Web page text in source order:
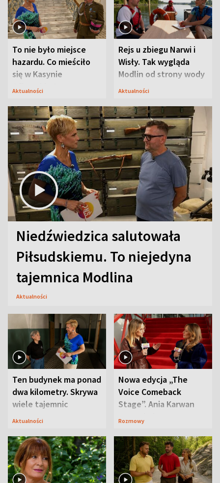
To nie było miejsce
hazardu. Co mieściło
się w Kasynie
Oficerskim?
Aktualności
Rejs u zbiegu Narwi i
Wisły. Tak wygląda
Modlin od strony wody
Aktualności
Niedźwiedzica salutowała
Piłsudskiemu. To niejedyna
tajemnica Modlina
Aktualności
Ten budynek ma ponad
dwa kilometry. Skrywa
wiele tajemnic
Aktualności
Nowa edycja „The
Voice Comeback
Stage”. Ania Karwan
zapowiada
Rozmowy